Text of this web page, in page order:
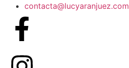
contacta@lucyaranjuez.com